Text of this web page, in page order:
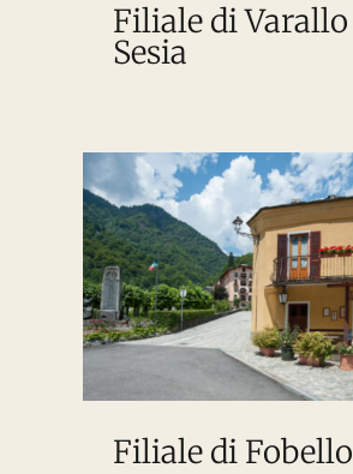
Filiale di Varallo
Sesia
Filiale di Fobello